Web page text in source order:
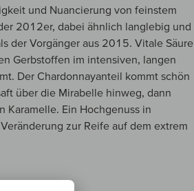
und Nuancierung von feinstem
2012er, dabei ähnlich langlebig und
der Vorgänger aus 2015. Vitale Säure
Gerbstoffen im intensiven, langen
Der Chardonnayanteil kommt schön
über die Mirabelle hinweg, dann
Karamelle. Ein Hochgenuss in
zur Reife auf dem extrem